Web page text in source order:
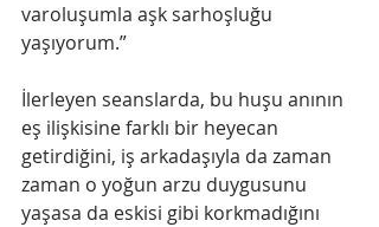
varoluşumla aşk sarhoşluğu
yaşıyorum.”
İlerleyen seanslarda, bu huşu anının
eş ilişkisine farklı bir heyecan
getirdiğini, iş arkadaşıyla da zaman
zaman o yoğun arzu duygusunu
yaşasa da eskisi gibi korkmadığını